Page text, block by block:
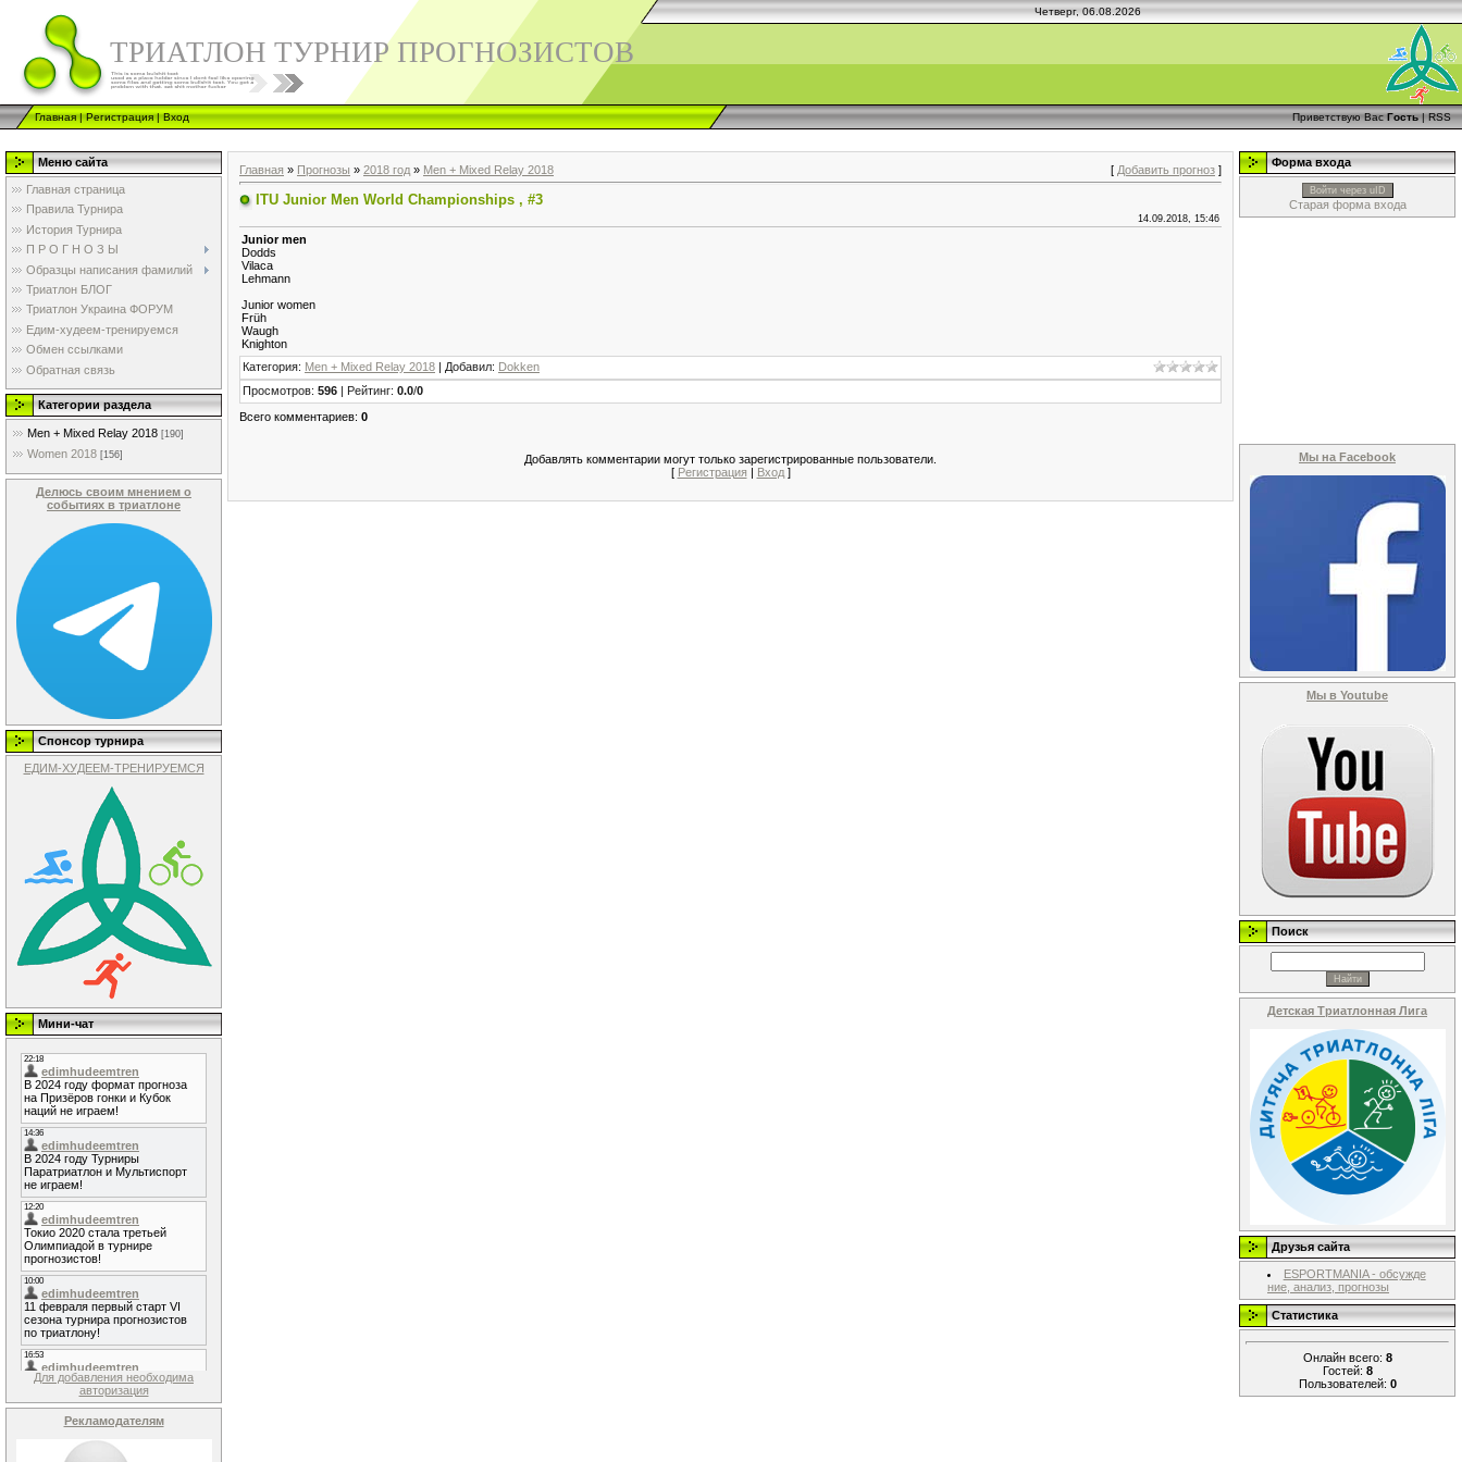
Четверг, 06.08.2026
ТРИАТЛОН ТУРНИР ПРОГНОЗИСТОВ
Главная|Регистрация|Вход Приветствую Вас Гость|RSS
Меню сайта
Главная страница
Правила Турнира
История Турнира
П Р О Г Н О З Ы
Образцы написания фамилий
Триатлон БЛОГ
Триатлон Украина ФОРУМ
Едим-худеем-тренируемся
Обмен ссылками
Обратная связь
Категории раздела
Men + Mixed Relay 2018 [190]
Women 2018 [156]
Делюсь своим мнением о
событиях в триатлоне
Спонсор турнира
ЕДИМ-ХУДЕЕМ-ТРЕНИРУЕМСЯ
Мини-чат
Для добавления необходима
авторизация
Рекламодателям
Главная » Прогнозы » 2018 год » Men + Mixed Relay 2018 [ Добавить прогноз ]
ITU Junior Men World Championships , #3
14.09.2018, 15:46
Junior men
Dodds
Vilaca
Lehmann
Junior women
Früh
Waugh
Knighton
Категория: Men + Mixed Relay 2018 | Добавил: Dokken
Просмотров: 596 | Рейтинг: 0.0/0
Всего комментариев: 0
Добавлять комментарии могут только зарегистрированные пользователи.
[ Регистрация | Вход]
Форма входа
Войти через uID
Старая форма входа
Мы на Facebook
Мы в Youtube
Поиск
Детская Триатлонная Лига
Друзья сайта
ESPORTMANIA - обсужде
ние, анализ, прогнозы
Статистика
Онлайн всего: 8
Гостей: 8
Пользователей: 0